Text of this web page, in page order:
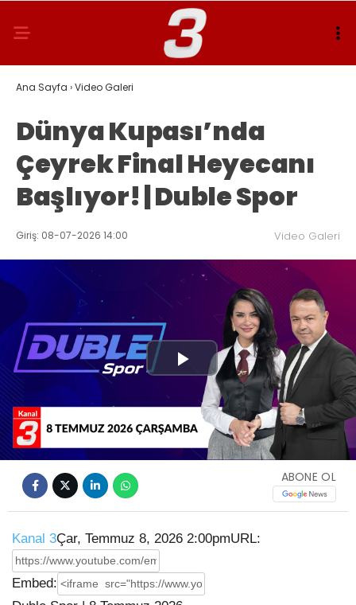
Ana Sayfa ›Video Galeri
Dünya Kupası’nda
Çeyrek Final Heyecanı
Başlıyor! | Duble Spor
Giriş: 08-07-2026 14:00 Video Galeri
Play
Video
ABONE OL
Kanal 3Çar, Temmuz 8, 2026 2:00pmURL:
Embed: